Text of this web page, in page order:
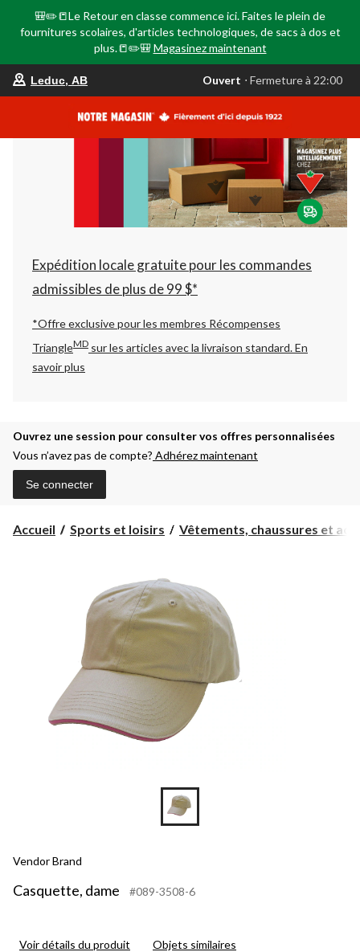
🎒✏️📒Le Retour en classe commence ici. Faites le plein de
fournitures scolaires, d'articles technologiques, de sacs à dos et
plus.📒✏️🎒 Magasinez maintenant
votre
est
AB,
Ouvert,
Fermeture
à
22:00
changer
Leduc, AB Ouvert ⋅ Fermeture à 22:00
Expédition locale gratuite pour les commandes
admissibles de plus de 99 $*
*Offre exclusive pour les membres Récompenses
TriangleMD sur les articles avec la livraison standard.En
savoir plus
Ouvrez une session pour consulter vos offres personnalisées
Vous n’avez pas de compte? Adhérez maintenant
Se connecter
Accueil Sports et loisirs Vêtements, chaussures et
Vendor Brand
Casquette, dame #089-3508-6
Voir détails du produit Objets similaires